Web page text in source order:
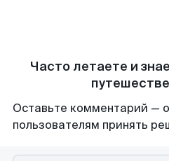
Часто летаете и
Оставьте комментарий —
пользователям принять